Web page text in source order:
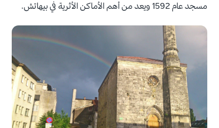
مسجد عام 1592 ويعد من أهم الأماكن الأثرية في بيهاتش.